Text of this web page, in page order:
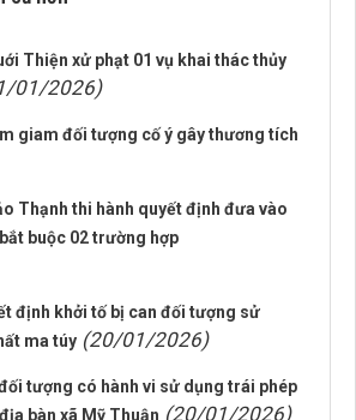
Thiện xử phạt 01 vụ khai thác thủy
01/2026)
giam đối tượng cố ý gây thương tích
Thạnh thi hành quyết định đưa vào
buộc 02 trường hợp
định khởi tố bị can đối tượng sử
ma túy (20/01/2026)
tượng có hành vi sử dụng trái phép
bàn xã Mỹ Thuận (20/01/2026)